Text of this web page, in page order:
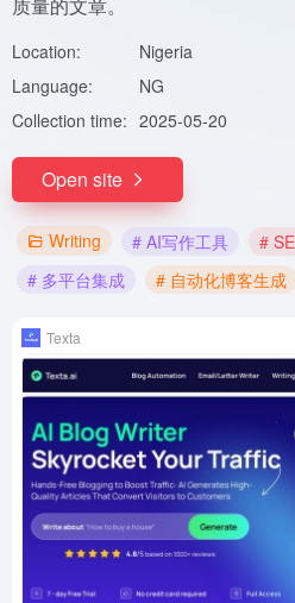
Location:
Nigeria
Language:
NG
Collection time: 2025-05-20
Open site
Writing # AI写作工具 #
# 多平台集成
# 自动化博客生成
Texta